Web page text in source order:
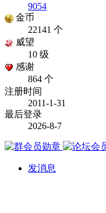
9054
金币
22141 个
威望
10 级
感谢
864 个
注册时间
2011-1-31
最后登录
2026-8-7
发消息